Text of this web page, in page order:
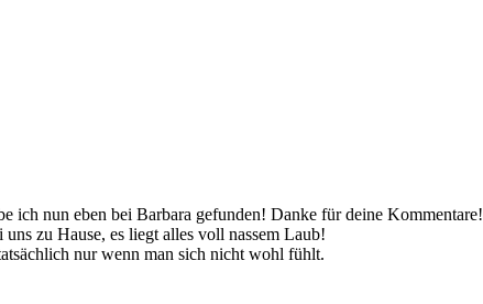
nun eben bei Barbara gefunden! Danke für deine Kommentare!
zu Hause, es liegt alles voll nassem Laub!
nur wenn man sich nicht wohl fühlt.